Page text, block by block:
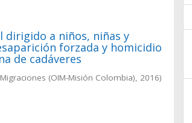
dirigido a niños, niñas y
forzada y homicidio
de cadáveres
(OIM-Misión Colombia), 2016)